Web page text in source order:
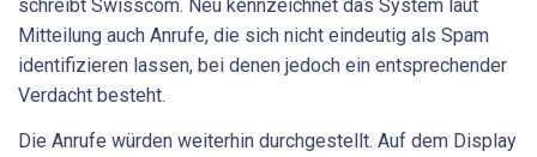
schreibt Swisscom. Neu kennzeichnet das System laut
Mitteilung auch Anrufe, die sich nicht eindeutig als Spam
identifizieren lassen, bei denen jedoch ein entsprechender
Verdacht besteht.
Die Anrufe würden weiterhin durchgestellt. Auf dem Display